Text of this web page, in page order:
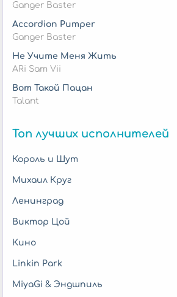
Ganger Baster
Accordion Pumper
Ganger Baster
Не Учите Меня Жить
ARi Sam Vii
Вот Такой Пацан
Talant
Топ лучших исполнителей
Король и Шут
Михаил Круг
Ленинград
Виктор Цой
Кино
Linkin Park
MiyaGi & Эндшпиль